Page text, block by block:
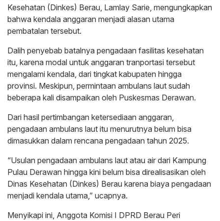
Kesehatan (Dinkes) Berau, Lamlay Sarie, mengungkapkan
bahwa kendala anggaran menjadi alasan utama
pembatalan tersebut.
Dalih penyebab batalnya pengadaan fasilitas kesehatan
itu, karena modal untuk anggaran tranportasi tersebut
mengalami kendala, dari tingkat kabupaten hingga
provinsi. Meskipun, permintaan ambulans laut sudah
beberapa kali disampaikan oleh Puskesmas Derawan.
Dari hasil pertimbangan ketersediaan anggaran,
pengadaan ambulans laut itu menurutnya belum bisa
dimasukkan dalam rencana pengadaan tahun 2025.
“Usulan pengadaan ambulans laut atau air dari Kampung
Pulau Derawan hingga kini belum bisa direalisasikan oleh
Dinas Kesehatan (Dinkes) Berau karena biaya pengadaan
menjadi kendala utama,” ucapnya.
Menyikapi ini, Anggota Komisi I DPRD Berau Peri